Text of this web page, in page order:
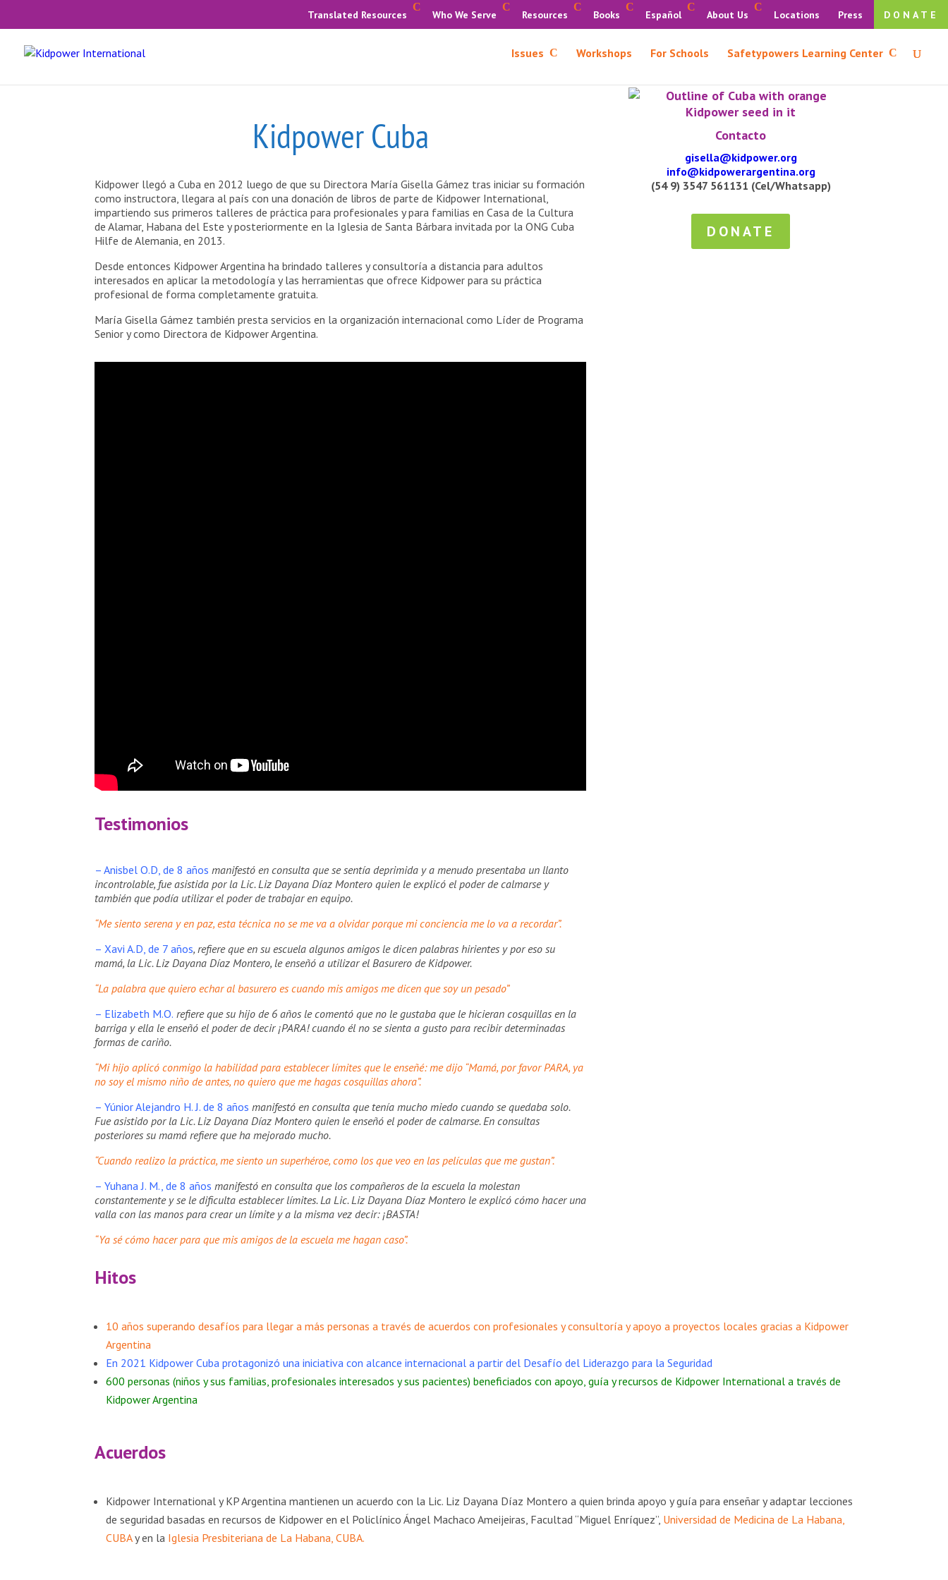
Translated Resources Who We Serve Resources Books Español About Us Locations Press DONATE
Issues Workshops For Schools Safetypowers Learning Center
Kidpower Cuba
Kidpower llegó a Cuba en 2012 luego de que su Directora María Gisella Gámez tras iniciar su formación
como instructora, llegara al país con una donación de libros de parte de Kidpower International,
impartiendo sus primeros talleres de práctica para profesionales y para familias en Casa de la Cultura
de Alamar, Habana del Este y posteriormente en la Iglesia de Santa Bárbara invitada por la ONG Cuba
Hilfe de Alemania, en 2013.
Desde entonces Kidpower Argentina ha brindado talleres y consultoría a distancia para adultos
interesados en aplicar la metodología y las herramientas que ofrece Kidpower para su práctica
profesional de forma completamente gratuita.
María Gisella Gámez también presta servicios en la organización internacional como Líder de Programa
Senior y como Directora de Kidpower Argentina.
Testimonios
– Anisbel O.D, de 8 añosmanifestó en consulta que se sentía deprimida y a menudo presentaba un llanto
incontrolable, fue asistida por la Lic. Liz Dayana Díaz Montero quien le explicó el poder de calmarse y
también que podía utilizar el poder de trabajar en equipo.
“Me siento serena y en paz, esta técnica no se me va a olvidar porque mi conciencia me lo va a recordar”.
– Xavi A.D, de 7 años, refiere que en su escuela algunos amigos le dicen palabras hirientes y por eso su
mamá, la Lic. Liz Dayana Díaz Montero, le enseñó a utilizar el Basurero de Kidpower.
“La palabra que quiero echar al basurero es cuando mis amigos me dicen que soy un pesado”
– Elizabeth M.O. refiere que su hijo de 6 años le comentó que no le gustaba que le hicieran cosquillas en la
barriga y ella le enseñó el poder de decir ¡PARA! cuando él no se sienta a gusto para recibir determinadas
formas de cariño.
“Mi hijo aplicó conmigo la habilidad para establecer límites que le enseñé: me dijo “Mamá, por favor PARA, ya
no soy el mismo niño de antes, no quiero que me hagas cosquillas ahora”.
– Yúnior Alejandro H. J. de 8 años manifestó en consulta que tenía mucho miedo cuando se quedaba solo.
Fue asistido por la Lic. Liz Dayana Díaz Montero quien le enseñó el poder de calmarse. En consultas
posteriores su mamá refiere que ha mejorado mucho.
“Cuando realizo la práctica, me siento un superhéroe, como los que veo en las películas que me gustan”.
– Yuhana J. M., de 8 años manifestó en consulta que los compañeros de la escuela la molestan
constantemente y se le dificulta establecer límites. La Lic. Liz Dayana Díaz Montero le explicó cómo hacer una
valla con las manos para crear un límite y a la misma vez decir: ¡BASTA!
“Ya sé cómo hacer para que mis amigos de la escuela me hagan caso”.
Contacto
gisella@kidpower.org
info@kidpowerargentina.org
(54 9) 3547 561131 (Cel/Whatsapp)
DONATE
Hitos
10 años superando desafíos para llegar a más personas a través de acuerdos con profesionales y consultoría y apoyo a proyectos locales gracias a Kidpower
Argentina
En 2021 Kidpower Cuba protagonizó una iniciativa con alcance internacional a partir del Desafío del Liderazgo para la Seguridad
600 personas (niños y sus familias, profesionales interesados y sus pacientes) beneficiados con apoyo, guía y recursos de Kidpower International a través de
Kidpower Argentina
Acuerdos
Kidpower International y KP Argentina mantienen un acuerdo con la Lic. Liz Dayana Díaz Montero a quien brinda apoyo y guía para enseñar y adaptar lecciones
de seguridad basadas en recursos de Kidpower en el Policlínico Ángel Machaco Ameijeiras, Facultad “Miguel Enríquez”, Universidad de Medicina de La Habana,
CUBAy en la Iglesia Presbiteriana de La Habana, CUBA.